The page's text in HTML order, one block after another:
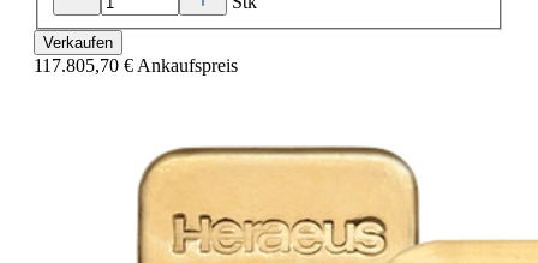
Verkaufen
117.805,70 € Ankaufspreis